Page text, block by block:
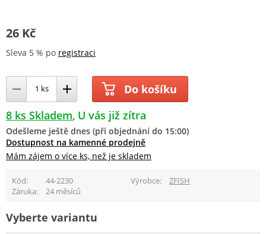
26 Kč
Sleva 5 % po registraci
Do košíku
8 ks Skladem U vás již zítra
Odešleme ještě dnes (při objednání do 15:00)
Dostupnost na kamenné prodejně
Mám zájem o více ks, než je skladem
Kód 44-2230 Výrobce
ZFISH
Záruka
24 měsíců
Vyberte variantu